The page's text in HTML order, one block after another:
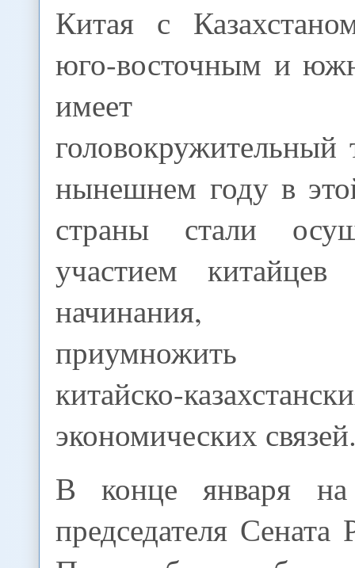
Китая с
юго-восточным и
имеет
нынешнем году в
страны стали
участием
начинания,
приумножить
китайско-
экономических
В конце января
председателя